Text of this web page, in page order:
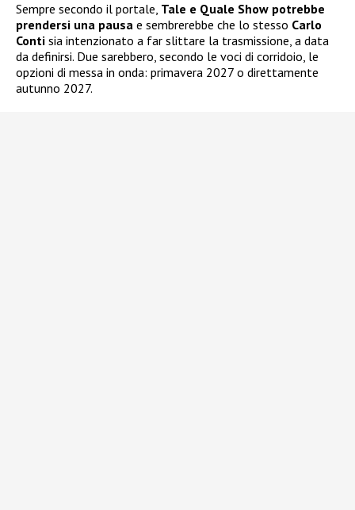
Sempre secondo il portale, Tale e Quale Show potrebbe
prendersi una pausa e sembrerebbe che lo stesso Carlo
Conti sia intenzionato a far slittare la trasmissione, a data
da definirsi. Due sarebbero, secondo le voci di corridoio, le
opzioni di messa in onda: primavera 2027 o direttamente
autunno 2027.